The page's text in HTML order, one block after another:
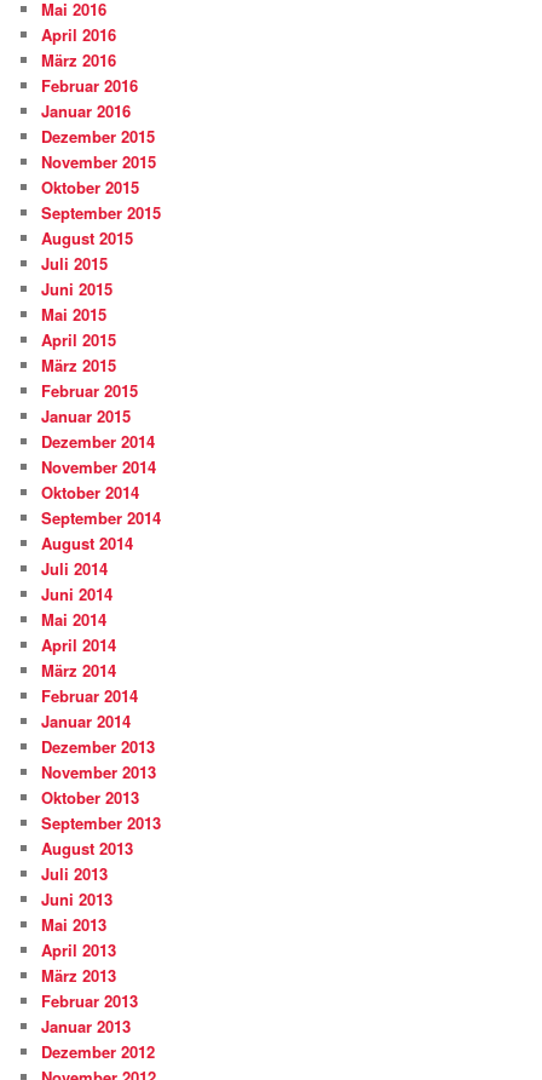
Mai 2016
April 2016
März 2016
Februar 2016
Januar 2016
Dezember 2015
November 2015
Oktober 2015
September 2015
August 2015
Juli 2015
Juni 2015
Mai 2015
April 2015
März 2015
Februar 2015
Januar 2015
Dezember 2014
November 2014
Oktober 2014
September 2014
August 2014
Juli 2014
Juni 2014
Mai 2014
April 2014
März 2014
Februar 2014
Januar 2014
Dezember 2013
November 2013
Oktober 2013
September 2013
August 2013
Juli 2013
Juni 2013
Mai 2013
April 2013
März 2013
Februar 2013
Januar 2013
Dezember 2012